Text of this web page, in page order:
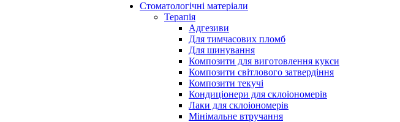
Стоматологічні матеріали
Терапія
Адгезиви
Для тимчасових пломб
Для шинування
Композити для виготовлення кукси
Композити світлового затвердіння
Композити текучі
Кондиціонери для склоіономерів
Лаки для склоіономерів
Мінімальне втручання